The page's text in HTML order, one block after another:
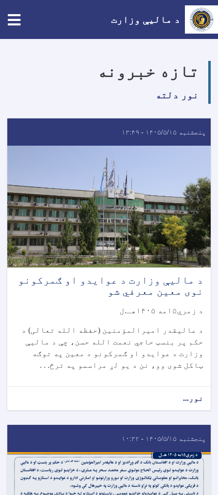
د مالیې وزارت
تازه خبرونه
نور دلته
پنجشنبه ۱۴۰۵/۵/۱۵ - ۱۳:۴۹
د مالیې وزارت د عوایدو او ګمرکونو
نوی معین معرفي شو
د زمري۱۵مه ۱۴۰۵هـ.ل
د عالیقدر امیرالمؤمنین (حفظه الله تعالی) د
حکم پر بنسټ حاجي نعمت الله حسن، چې د مالیې
وزارت د عوایدو او ګمرکونو د معین په توګه
ټاکل شوی وو، نن د یو لړ مراسمو په ترڅ. . .
نور...
پنجشنبه ۱۴۰۵/۵/۱۵ - ۱۰:۳۲